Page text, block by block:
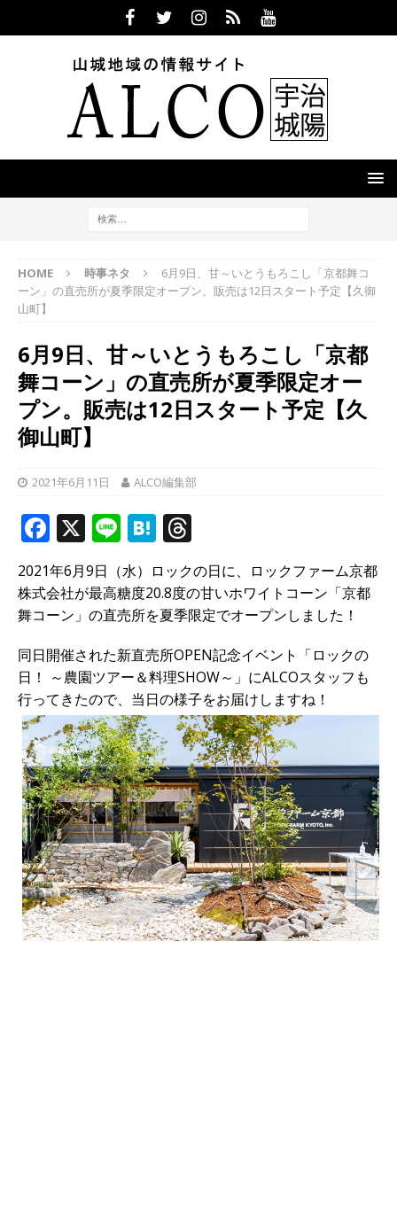
HOME 時事ネタ
6月9日、甘～いとうもろこし「京都舞コ
ーン」の直売所が夏季限定オープン。販売は12日スタート予定【久御
山町】
6月9日、甘～いとうもろこし「京都
舞コーン」の直売所が夏季限定オー
プン。販売は12日スタート予定【久
御山町】
2021年6月11日 ALCO編集部
F
a
c
e
b
o
o
k
X Li
n
e
H
e
n
a
h
r
e
a
d
s
2021年6月9日（水）ロックの日に、ロックファーム京都
株式会社が最高糖度20.8度の甘いホワイトコーン「京都
舞コーン」の直売所を夏季限定でオープンしました！
同日開催された新直売所OPEN記念イベント「ロックの
日！ ～農園ツアー＆料理SHOW～」にALCOスタッフも
行ってきたので、当日の様子をお届けしますね！